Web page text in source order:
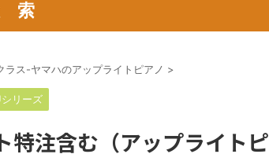
ラス-ヤマハのアップライトピアノ >
リーズ
特注含む（アップライトピ